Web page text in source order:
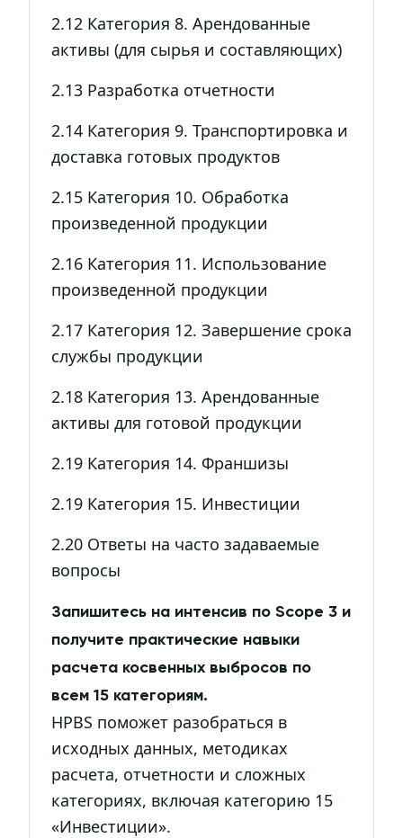
2.12 Категория 8. Арендованные
активы (для сырья и составляющих)
2.13 Разработка отчетности
2.14 Категория 9. Транспортировка и
доставка готовых продуктов
2.15 Категория 10. Обработка
произведенной продукции
2.16 Категория 11. Использование
произведенной продукции
2.17 Категория 12. Завершение срока
службы продукции
2.18 Категория 13. Арендованные
активы для готовой продукции
2.19 Категория 14. Франшизы
2.19 Категория 15. Инвестиции
2.20 Ответы на часто задаваемые
вопросы
Запишитесь на интенсив по Scope 3 и
получите практические навыки
расчета косвенных выбросов по
всем 15 категориям.
HPBS поможет разобраться в
исходных данных, методиках
расчета, отчетности и сложных
категориях, включая категорию 15
«Инвестиции».